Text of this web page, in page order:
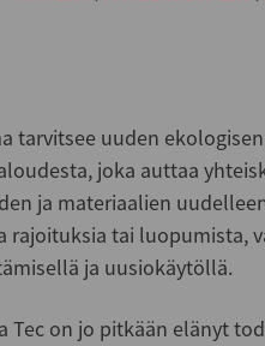
tarvitsee uuden
joka auttaa
ja materiaalien
rajoituksia tai luopumista,
ja uusiokäytöllä.
Tec on jo pitkään elänyt